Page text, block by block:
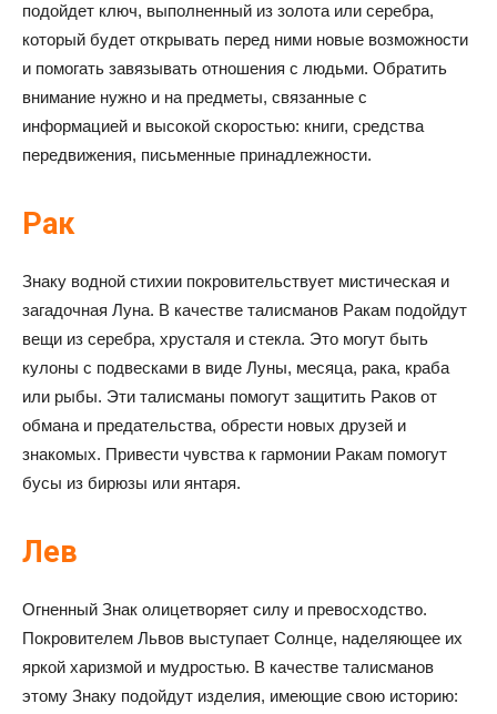
подойдет ключ, выполненный из золота или серебра,
который будет открывать перед ними новые возможности
и помогать завязывать отношения с людьми. Обратить
внимание нужно и на предметы, связанные с
информацией и высокой скоростью: книги, средства
передвижения, письменные принадлежности.
Рак
Знаку водной стихии покровительствует мистическая и
загадочная Луна. В качестве талисманов Ракам подойдут
вещи из серебра, хрусталя и стекла. Это могут быть
кулоны с подвесками в виде Луны, месяца, рака, краба
или рыбы. Эти талисманы помогут защитить Раков от
обмана и предательства, обрести новых друзей и
знакомых. Привести чувства к гармонии Ракам помогут
бусы из бирюзы или янтаря.
Лев
Огненный Знак олицетворяет силу и превосходство.
Покровителем Львов выступает Солнце, наделяющее их
яркой харизмой и мудростью. В качестве талисманов
этому Знаку подойдут изделия, имеющие свою историю: